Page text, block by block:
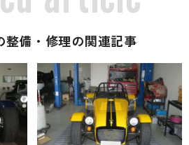
整備・修理の関連記事